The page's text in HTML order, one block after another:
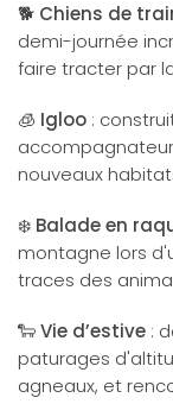
🐕 Chiens de
demi-journée
faire tracter par
🧊 Igloo :
nouveaux
❄️ Balade en
montagne lors
traces des
🐑Vie d’estive :
paturages
agneaux, et